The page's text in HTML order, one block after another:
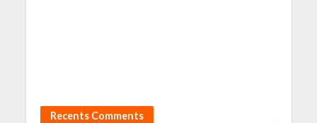
Recents Comments